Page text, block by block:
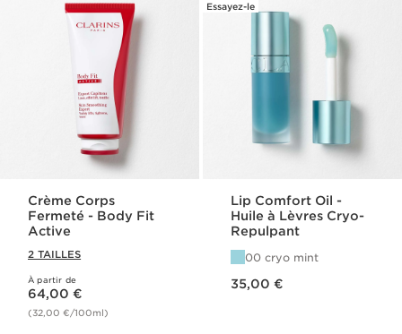
Crème Corps
Fermeté - Body Fit
Active
2 TAILLES
À partir de
Nouveau prix 64,00 €
64,00 €
(32,00 €/100ml)
Essayez-le
Lip Comfort Oil -
Huile à Lèvres Cryo-
Repulpant
00 cryo mint
35,00 €